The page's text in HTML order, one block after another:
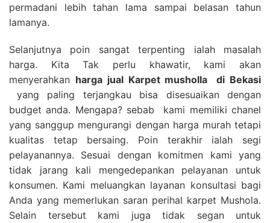
permadani lebih tahan lama sampai belasan tahun
lamanya.
Selanjutnya poin sangat terpenting ialah masalah
harga. Kita Tak perlu khawatir, kami akan
menyerahkan harga jual Karpet musholla
di Bekasi
yang paling terjangkau bisa disesuaikan dengan
budget anda. Mengapa? sebab kami memiliki chanel
yang sanggup mengurangi dengan harga murah tetapi
kualitas tetap bersaing. Poin terakhir ialah segi
pelayanannya. Sesuai dengan komitmen kami yang
tidak jarang kali mengedepankan pelayanan untuk
konsumen. Kami meluangkan layanan konsultasi bagi
Anda yang memerlukan saran perihal karpet Mushola.
Selain tersebut kami juga tidak segan untuk